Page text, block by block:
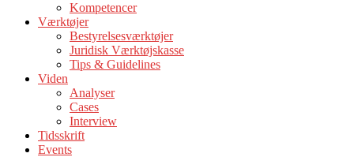
Kompetencer
Værktøjer
Bestyrelsesværktøjer
Juridisk Værktøjskasse
Tips & Guidelines
Viden
Analyser
Cases
Interview
Tidsskrift
Events